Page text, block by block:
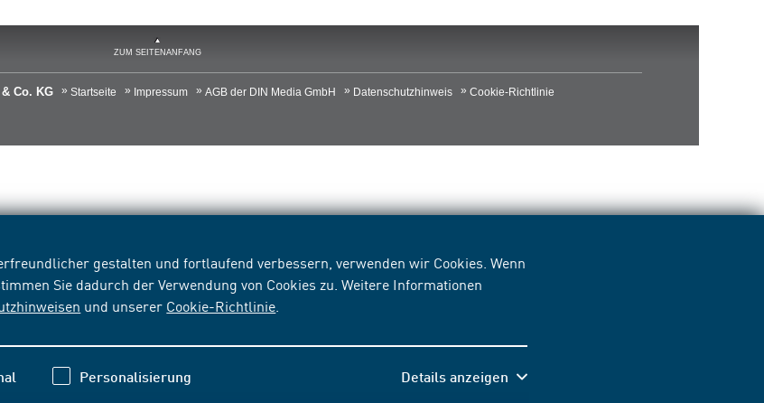
gestalten und fortlaufend verbessern, verwenden wir Cookies. Wenn
Sie dadurch der Verwendung von Cookies zu. Weitere Informationen
und unserer Cookie-Richtlinie
Personalisierung Details anzeigen
ZUM SEITENANFANG
Co. KG Startseite Impressum AGB der DIN Media GmbH Datenschutzhinweis
Cookie-Richtlinie